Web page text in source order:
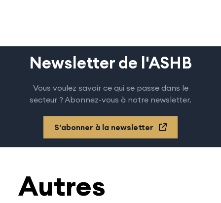
Newsletter de l'ASHB
Vous voulez savoir ce qui se passe dans le
secteur ? Abonnez-vous à notre newsletter.
S'abonner à la newsletter
Autres